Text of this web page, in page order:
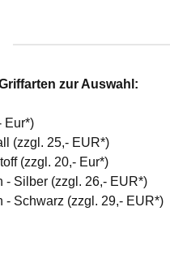
zur Auswahl:
Eur*)
(zzgl. 25,- EUR*)
(zzgl. 20,- Eur*)
- Silber (zzgl. 26,- EUR*)
- Schwarz (zzgl. 29,- EUR*)